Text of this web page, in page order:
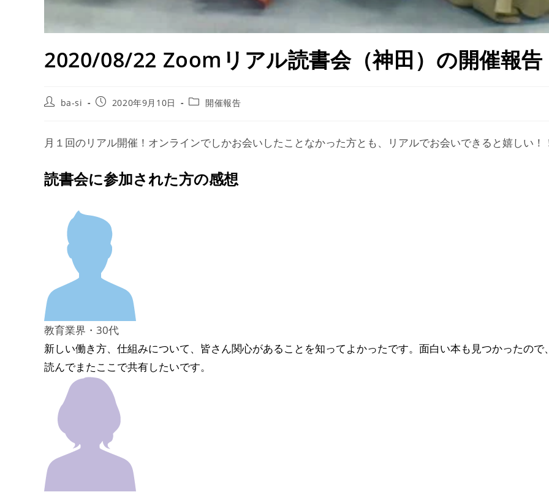
2020/08/22 Zoomリアル読書会（神田）の開催報告
ba-si 2020年9月10日 開催報告
月１回のリアル開催！オンラインでしかお会いしたことなかった方とも、リアルでお会いできると嬉しい！
読書会に参加された方の感想
教育業界・30代
新しい働き方、仕組みについて、皆さん関心があることを知ってよかったです。面白い本も見つかったので
読んでまたここで共有したいです。